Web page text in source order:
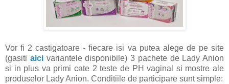
Vor fi 2 castigatoare - fiecare isi va putea alege de pe site
(gasiti aicivariantele disponibile) 3 pachete de Lady Anion
si in plus va primi cate 2 teste de PH vaginal si mostre ale
produselor Lady Anion. Conditiile de participare sunt simple: